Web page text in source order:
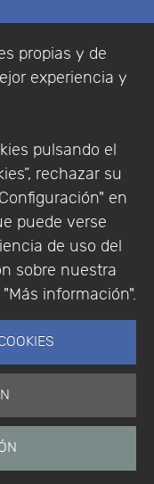
propias y de
experiencia y
pulsando el
rechazar su
en
puede verse
de uso del
sobre nuestra
información".
de Privacidad |
Software